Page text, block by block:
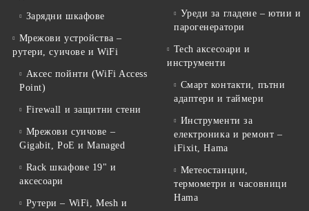
Зарядни шкафове
Мрежови устройства –
рутери, суичове и WiFi
Аксес пойнти (WiFi Access
Point)
Firewall и защитни стени
Мрежови суичове –
Gigabit, PoE и Managed
Rack шкафове 19" и
аксесоари
Рутери – WiFi, Mesh и
Уреди за гладене – ютии и
парогенератори
Tech аксесоари и
инструменти
Смарт контакти, пътни
адаптери и таймери
Инструменти за
електроника и ремонт –
iFixit, Hama
Метеостанции,
термометри и часовници
Hama